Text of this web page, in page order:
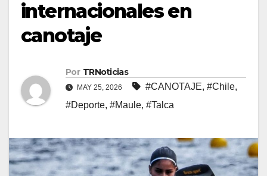
internacionales en
canotaje
Por TRNoticias
MAY 25, 2026 #CANOTAJE, #Chile,
#Deporte, #Maule, #Talca